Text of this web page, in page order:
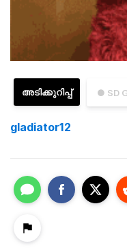
● SD
അടിക്കുറിപ്പ്
gladiator12